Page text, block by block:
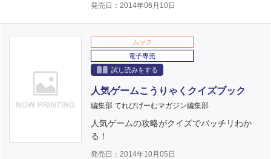
発売日：2014年06月10日
ムック
電子専売
試し読みをする
人気ゲームこうりゃくクイズブック
編集部 てれびげーむマガジン編集部
人気ゲームの攻略がクイズでバッチリわか
る！
発売日：2014年10月05日